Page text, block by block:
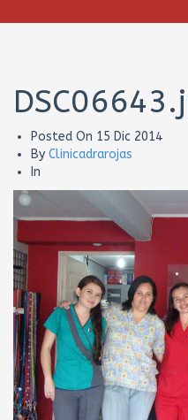
Posted On 15 Dic 2014
By Clinicadrarojas
In